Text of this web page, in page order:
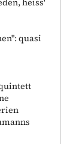
heiss'
quasi